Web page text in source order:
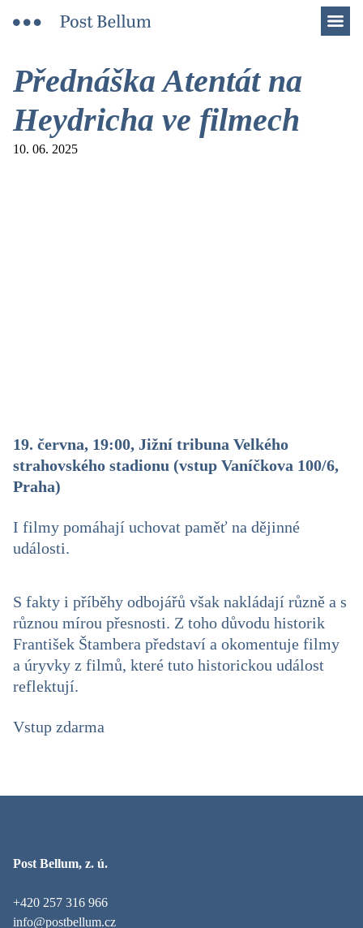
Přednáška Atentát na
Heydricha ve filmech
10. 06. 2025
19. června, 19:00, Jižní tribuna Velkého
strahovského stadionu (vstup Vaníčkova 100/6,
Praha)
I filmy pomáhají uchovat paměť na dějinné
události.
S fakty i příběhy odbojářů však nakládají různě a s
různou mírou přesnosti. Z toho důvodu historik
František Štambera představí a okomentuje filmy
a úryvky z filmů, které tuto historickou událost
reflektují.
Vstup zdarma
Post Bellum, z. ú.
+420 257 316 966
info@postbellum.cz